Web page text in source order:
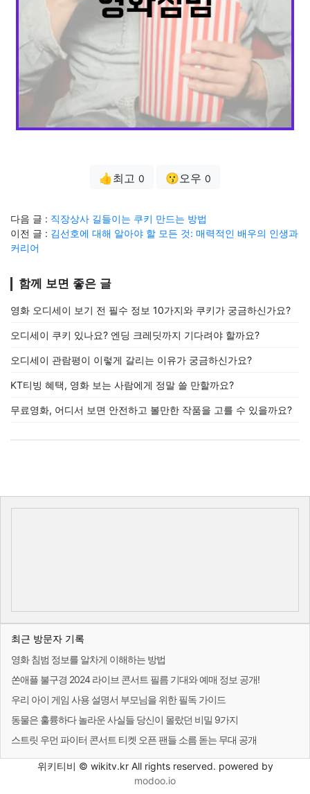
👍최고 0 😗오우 0
다음 글 : 직장상사 길들이는 쿠키 만드는 방법
이전 글 : 김선호에 대해 알아야 할 모든 것: 매력적인 배우의 인생과
커리어
함께 보면 좋은 글
영화 오디세이 보기 전 필수 정보 10가지와 쿠키가 궁금하신가요?
오디세이 쿠키 있나요? 엔딩 크레딧까지 기다려야 할까요?
오디세이 관람평이 이렇게 갈리는 이유가 궁금하신가요?
KT티빙 혜택, 영화 보는 사람에게 정말 쓸 만할까요?
무료영화, 어디서 보면 안전하고 볼만한 작품을 고를 수 있을까요?
최근 방문자 기록
영화 침범 정보를 알차게 이해하는 방법
쏜애플 불구경 2024 라이브 콘서트 필름 기대와 예매 정보 공개!
우리 아이 게임 사용 설명서 부모님을 위한 필독 가이드
동물은 훌륭하다 놀라운 사실들 당신이 몰랐던 비밀 9가지
스트릿 우먼 파이터 콘서트 티켓 오픈 팬들 소름 돋는 무대 공개
위키티비 © wikitv.kr All rights reserved. powered by
modoo.io